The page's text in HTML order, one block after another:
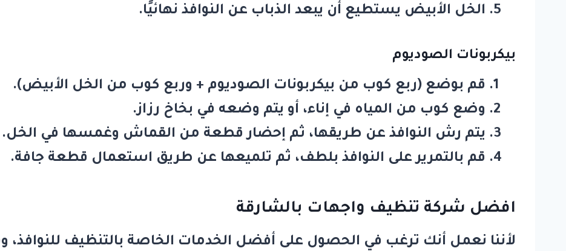
الخل الأبيض يستطيع أن يبعد الذباب عن النوافذ نهائيًا.
بيكربونات الصوديوم
قم بوضع (ربع كوب من بيكربونات الصوديوم + وربع كوب من الخل الأبيض).
وضع كوب من المياه في إناء، أو يتم وضعه في بخاخ رزاز.
يتم رش النوافذ عن طريقها، ثم إحضار قطعة من القماش وغمسها في الخل.
قم بالتمرير على النوافذ بلطف، ثم تلميعها عن طريق استعمال قطعة جافة.
افضل شركة تنظيف واجهات بالشارقة
لأننا نعمل أنك ترغب في الحصول على أفضل الخدمات الخاصة بالتنظيف